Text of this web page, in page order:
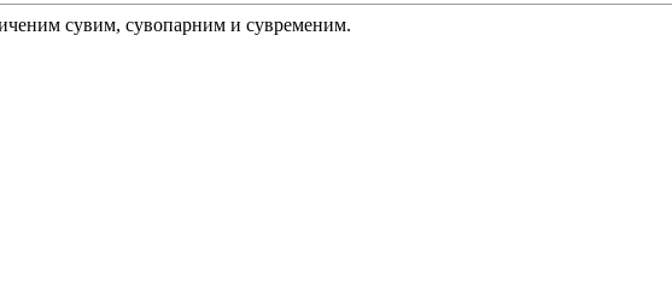
сувим, сувопарним и сувременим.